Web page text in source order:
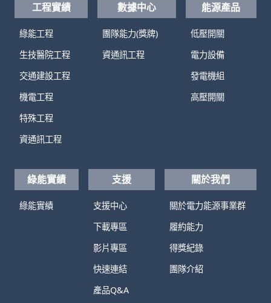
工程實績
綠能工程
生技醫院工程
交通建設工程
機電工程
特殊工程
資通訊工程
數據中心
團隊能力(獎牌)
資通訊工程
能源產品
低壓開關
電力設備
發電機組
高壓開關
綠能實績
綠能實績
支援
支援中心
下載專區
影片專區
快速連結
產品Q&A
關於我們
關於電力能源事業群
履約能力
得獎紀錄
團隊介紹